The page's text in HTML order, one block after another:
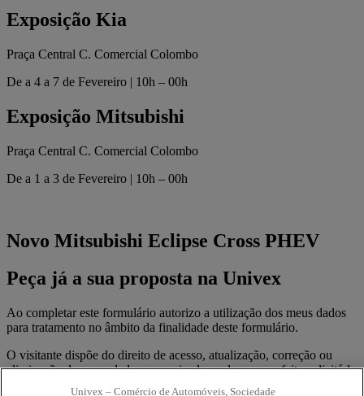
Exposição Kia
Praça Central C. Comercial Colombo
De a 4 a 7 de Fevereiro | 10h – 00h
Exposição Mitsubishi
Praça Central C. Comercial Colombo
De a 1 a 3 de Fevereiro | 10h – 00h
Novo Mitsubishi Eclipse Cross PHEV
Peça já a sua proposta na Univex
Ao completar este formulário autorizo a utilização dos meus dados
para tratamento no âmbito da finalidade deste formulário.
O visitante dispõe do direito de acesso, atualização, correção ou
eliminação dos seus dados pessoais, devendo para o efeito solicitá-lo
Univex – Comércio de Automóveis, Sociedade